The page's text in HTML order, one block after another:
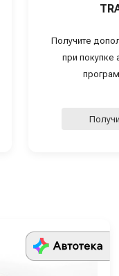
Получите
при покупке